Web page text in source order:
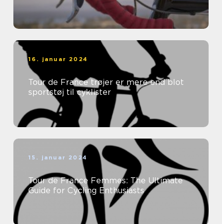
16. januar 2024
Tour de France trøjer er mere end blot
sportstøj til cyklister
15. januar 2024
Tour de France Femmes: The Ultimate
Guide for Cycling Enthusiasts